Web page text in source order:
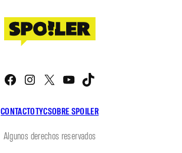
CONTACTOTYCSOBRE SPOILER
Facebook
Instagram
X YouTube
Algunos derechos reservados